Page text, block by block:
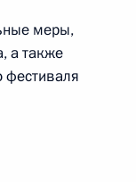
Правовая и
техническая
меры,
а также
фестиваля